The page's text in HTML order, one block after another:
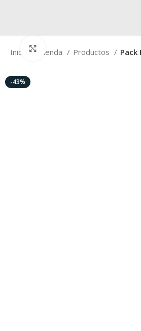
Inicio Tienda Productos Pack
-43%
Click to enlarge